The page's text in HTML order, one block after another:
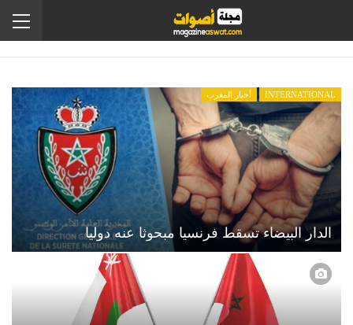
INTERNATIONAL أخبار المغرب
الدار البيضاء تسقط فرنسيا مبحوثا عنه دوليا